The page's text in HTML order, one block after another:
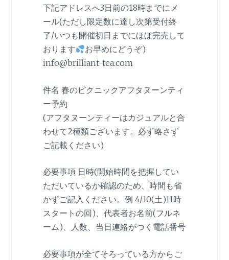
下記アドレスへ3日前の18時までにメ
ール(ただし限定数に達し次第受付終
了/いつも開催初日までにほぼ完売して
おります
お早めにどうぞ)
info@brilliant-tea.com
件名 春のピクニックアフタヌーンティ
ー予約
(アフタヌーンティーはカジュアルと合
わせて2種類ございます。必ず略さず
ご記載ください)
必要事項 日時(開始時間を把握してい
ただいているか確認のため、時間も省
かずご記入ください。例 4/10(土)11時
スタートの回)、代表者お名前(フルネ
ーム)、人数、当日連絡がつく電話番号
必要事項が全てそろっている方からご